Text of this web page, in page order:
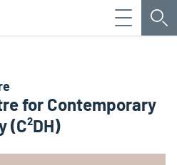
Menu
for Contemporary
(C²DH)